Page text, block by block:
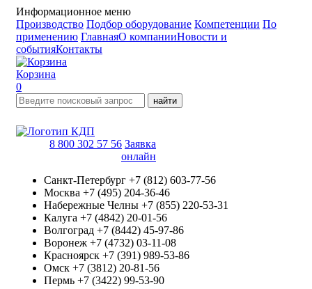
Информационное меню
Производство Подбор оборудование Компетенции По
применению ГлавнаяО компанииНовости и
событияКонтакты
Корзина
0
найти
8 800 302 57 56 Заявка
онлайн
Санкт-Петербург +7 (812) 603-77-56
Москва +7 (495) 204-36-46
Набережные Челны +7 (855) 220-53-31
Калуга +7 (4842) 20-01-56
Волгоград +7 (8442) 45-97-86
Воронеж +7 (4732) 03-11-08
Красноярск +7 (391) 989-53-86
Омск +7 (3812) 20-81-56
Пермь +7 (3422) 99-53-90